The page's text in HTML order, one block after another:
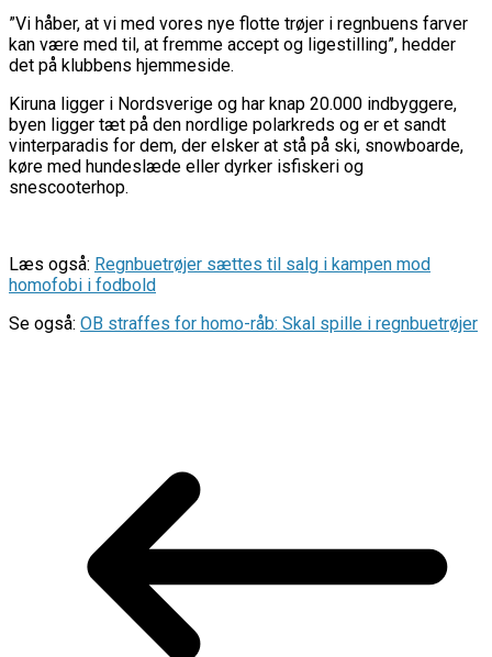
”Vi håber, at vi med vores nye flotte trøjer i regnbuens farver
kan være med til, at fremme accept og ligestilling”, hedder
det på klubbens hjemmeside.
Kiruna ligger i Nordsverige og har knap 20.000 indbyggere,
byen ligger tæt på den nordlige polarkreds og er et sandt
vinterparadis for dem, der elsker at stå på ski, snowboarde,
køre med hundeslæde eller dyrker isfiskeri og
snescooterhop.
Læs også: Regnbuetrøjer sættes til salg i kampen mod
homofobi i fodbold
Se også: OB straffes for homo-råb: Skal spille i regnbuetrøjer